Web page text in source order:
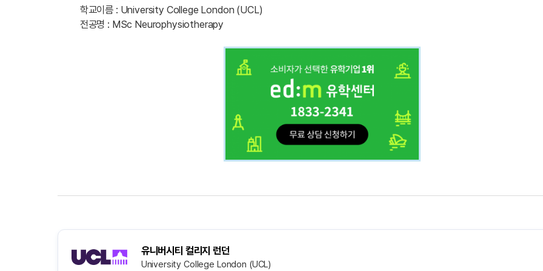
학교이름 : University College London (UCL)
전공명 : MSc Neurophysiotherapy
유니버시티 컬리지 런던
University College London (UCL)